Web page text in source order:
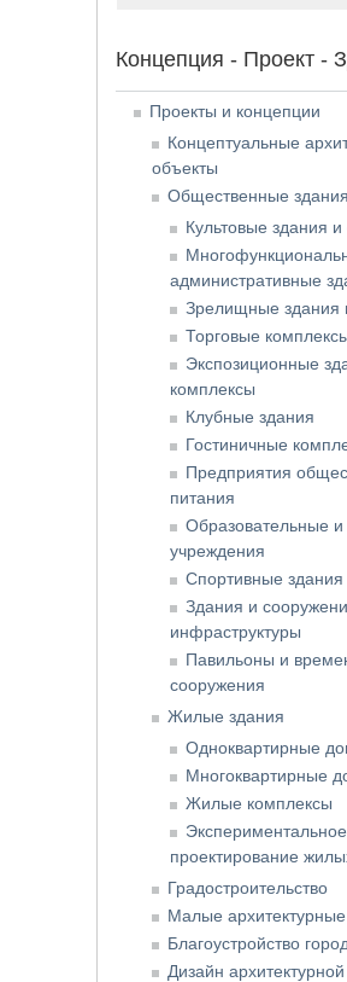
Концепция - Проект -
Проекты и концепции
Концептуальные
объекты
Общественные
Культовые здания
административные
Зрелищные здания
Торговые
Экспозиционные
комплексы
Клубные здания
Гостиничные
Предприятия
питания
Образовательные
учреждения
Спортивные
Здания и
инфраструктуры
Павильоны и
сооружения
Жилые здания
Одноквартирные
Многоквартирные
Жилые комплексы
Экспериментальное
проектирование
Градостроительство
Малые
Благоустройство
Дизайн